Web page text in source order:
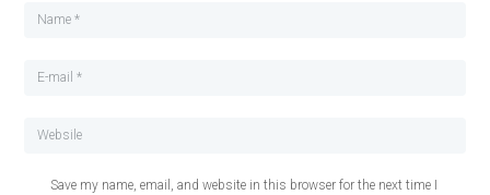
Save my name, email, and website in this browser for the next time I